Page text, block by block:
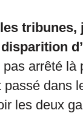
arrêté là
passé dans
les deux